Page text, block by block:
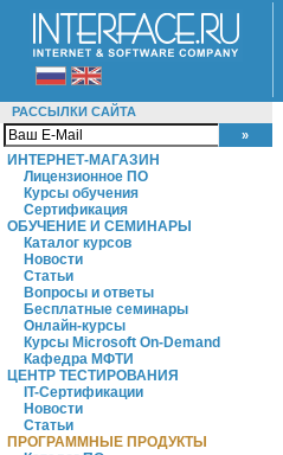
РАССЫЛКИ САЙТА
ИНТЕРНЕТ-МАГАЗИН
Лицензионное ПО
Курсы обучения
Сертификация
ОБУЧЕНИЕ И СЕМИНАРЫ
Каталог курсов
Новости
Статьи
Вопросы и ответы
Бесплатные семинары
Онлайн-курсы
Курсы Microsoft On-Demand
Кафедра МФТИ
ЦЕНТР ТЕСТИРОВАНИЯ
IT-Сертификации
Новости
Статьи
ПРОГРАММНЫЕ ПРОДУКТЫ